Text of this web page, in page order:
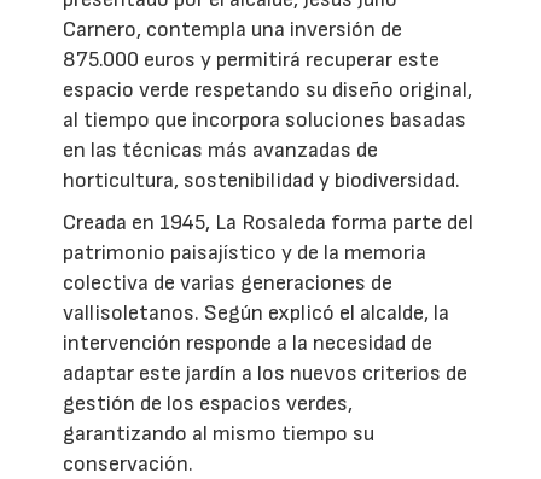
Carnero, contempla una inversión de
875.000 euros y permitirá recuperar este
espacio verde respetando su diseño original,
al tiempo que incorpora soluciones basadas
en las técnicas más avanzadas de
horticultura, sostenibilidad y biodiversidad.
Creada en 1945, La Rosaleda forma parte del
patrimonio paisajístico y de la memoria
colectiva de varias generaciones de
vallisoletanos. Según explicó el alcalde, la
intervención responde a la necesidad de
adaptar este jardín a los nuevos criterios de
gestión de los espacios verdes,
garantizando al mismo tiempo su
conservación.